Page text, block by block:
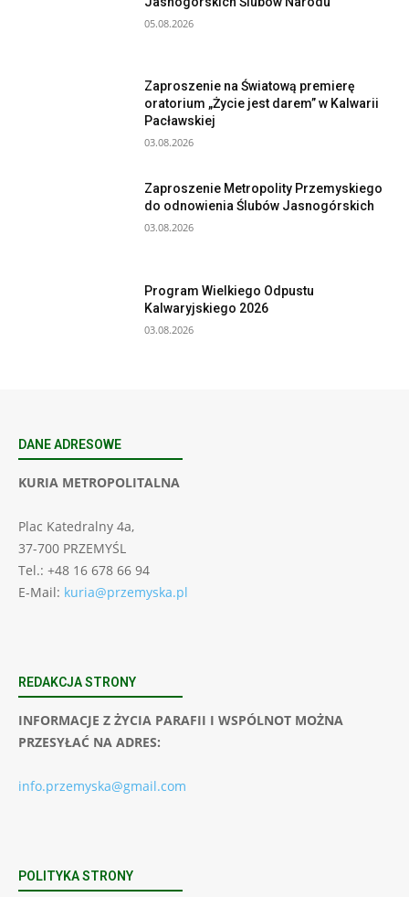
05.08.2026
Zaproszenie na Światową premierę
oratorium „Życie jest darem” w Kalwarii
Pacławskiej
03.08.2026
Zaproszenie Metropolity Przemyskiego
do odnowienia Ślubów Jasnogórskich
03.08.2026
Program Wielkiego Odpustu
Kalwaryjskiego 2026
03.08.2026
DANE ADRESOWE
KURIA METROPOLITALNA
Plac Katedralny 4a,
37-700 PRZEMYŚL
Tel.: +48 16 678 66 94
E-Mail: kuria@przemyska.pl
REDAKCJA STRONY
INFORMACJE Z ŻYCIA PARAFII I WSPÓLNOT MOŻNA
PRZESYŁAĆ NA ADRES:
info.przemyska@gmail.com
POLITYKA STRONY